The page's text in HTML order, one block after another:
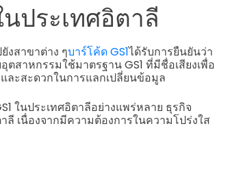
ประเทศอิตาลี
งสาขาต่าง ๆบาร์โค้ด GS1ได้รับการยืนยันว่า
สาหกรรมใช้มาตรฐาน GS1 ที่มีชื่อเสียงเพื่อ
ละสะดวกในการแลกเปลี่ยนข้อมูล
ในประเทศอิตาลีอย่างแพร่หลาย ธุรกิจ
ลี เนื่องจากมีความต้องการในความโปร่งใส